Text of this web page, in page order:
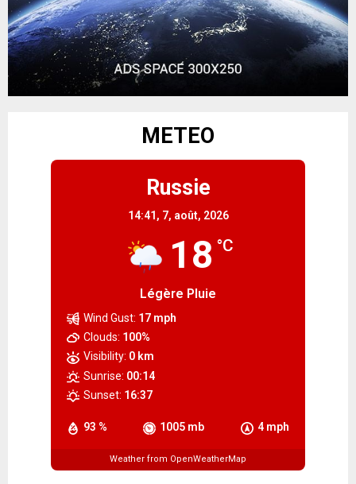
METEO
Russie
14:41, 7, août, 2026
18 °C
Légère Pluie
93 % 1005 mb 4 mph
Wind Gust: 17 mph
Clouds: 100%
Visibility: 0 km
Sunrise: 00:14
Sunset: 16:37
Weather from OpenWeatherMap